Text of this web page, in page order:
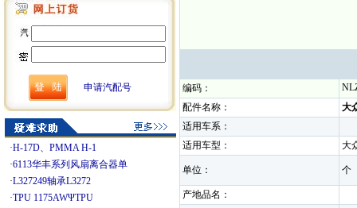
申请汽配号
·H-17D、PMMA H-1
·6113华丰系列风扇离合器单
·L327249轴承L3272
·TPU 1175AWΨTPU
编码：
配件名称：
大
适用车系：
适用车型：
大
单位：
产地品名：